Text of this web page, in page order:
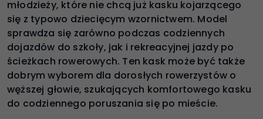
młodzieży, które nie chcą już kasku kojarzącego
się z typowo dziecięcym wzornictwem. Model
sprawdza się zarówno podczas codziennych
dojazdów do szkoły, jak i rekreacyjnej jazdy po
ścieżkach rowerowych. Ten kask może być także
dobrym wyborem dla dorosłych rowerzystów o
węższej głowie, szukających komfortowego kasku
do codziennego poruszania się po mieście.